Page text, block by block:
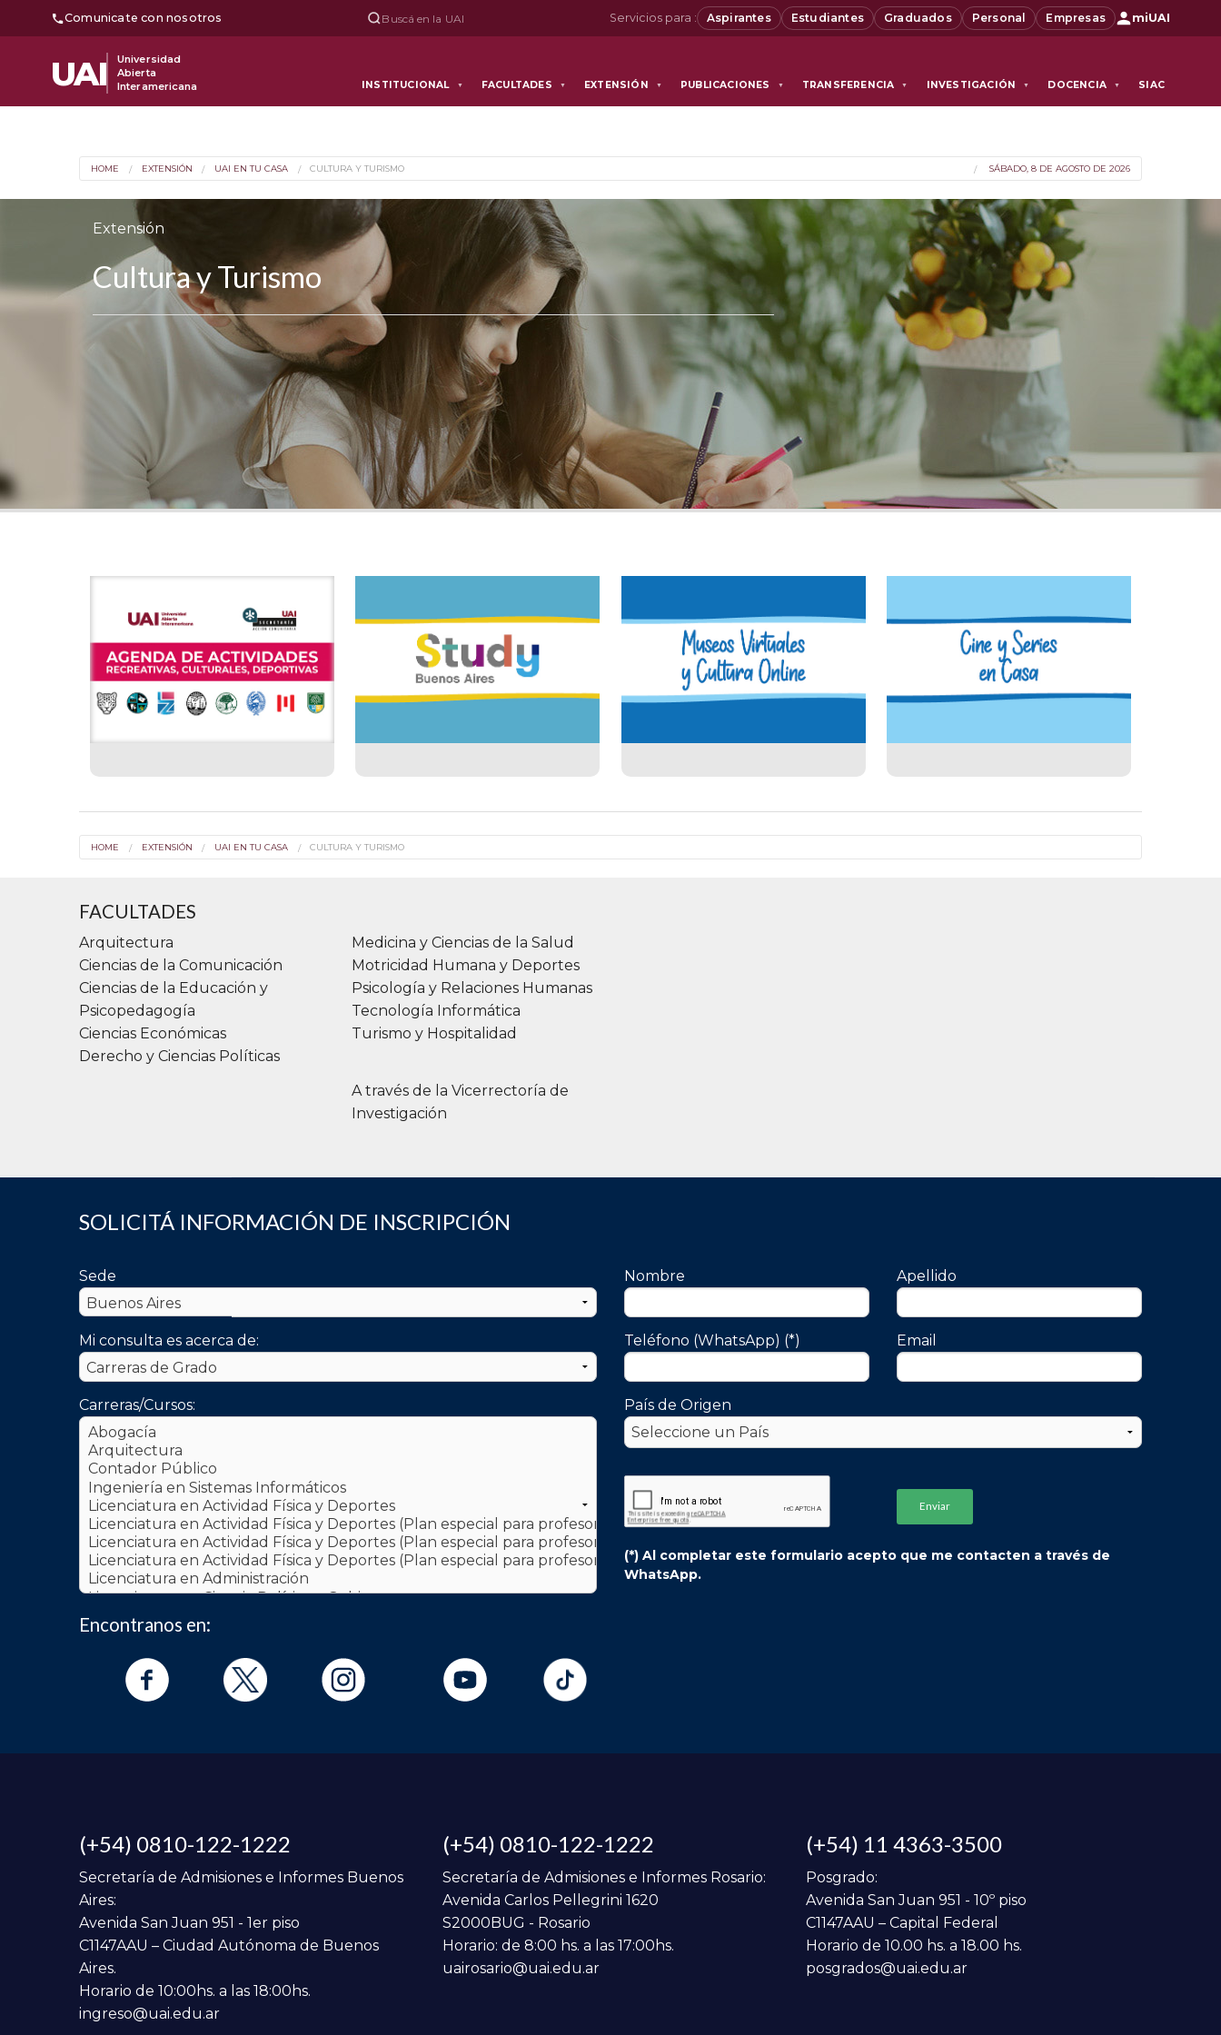
Comunicate con nosotros Buscá en la UAI Servicios para : Aspirantes Estudiantes Graduados Personal Empresas miUAI
UAI
Universidad
Abierta
Interamericana
INSTITUCIONAL ▼ FACULTADES ▼ EXTENSIÓN ▼ PUBLICACIONES ▼ TRANSFERENCIA ▼ INVESTIGACIÓN ▼ DOCENCIA ▼ SIAC
HOME EXTENSIÓN UAI EN TU CASA CULTURA Y TURISMO SÁBADO, 8 DE AGOSTO DE 2026
Extensión
Cultura y Turismo
HOME EXTENSIÓN UAI EN TU CASA CULTURA Y TURISMO
FACULTADES
Arquitectura
Ciencias de la Comunicación
Ciencias de la Educación y
Psicopedagogía
Ciencias Económicas
Derecho y Ciencias Políticas
Medicina y Ciencias de la Salud
Motricidad Humana y Deportes
Psicología y Relaciones Humanas
Tecnología Informática
Turismo y Hospitalidad
A través de la Vicerrectoría de
Investigación
SOLICITÁ INFORMACIÓN DE INSCRIPCIÓN
Sede
Mi consulta es acerca de:
Carreras/Cursos:
Nombre Apellido
Teléfono (WhatsApp) (*) Email
País de Origen
(*) Al completar este formulario acepto que me contacten a través de
WhatsApp.
Encontranos en:
(+54) 0810-122-1222
Secretaría de Admisiones e Informes Buenos
Aires:
Avenida San Juan 951 - 1er piso
C1147AAU – Ciudad Autónoma de Buenos
Aires.
Horario de 10:00hs. a las 18:00hs.
ingreso@uai.edu.ar
(+54) 0810-122-1222
Secretaría de Admisiones e Informes Rosario:
Avenida Carlos Pellegrini 1620
S2000BUG - Rosario
Horario: de 8:00 hs. a las 17:00hs.
uairosario@uai.edu.ar
(+54) 11 4363-3500
Posgrado:
Avenida San Juan 951 - 10º piso
C1147AAU – Capital Federal
Horario de 10.00 hs. a 18.00 hs.
posgrados@uai.edu.ar